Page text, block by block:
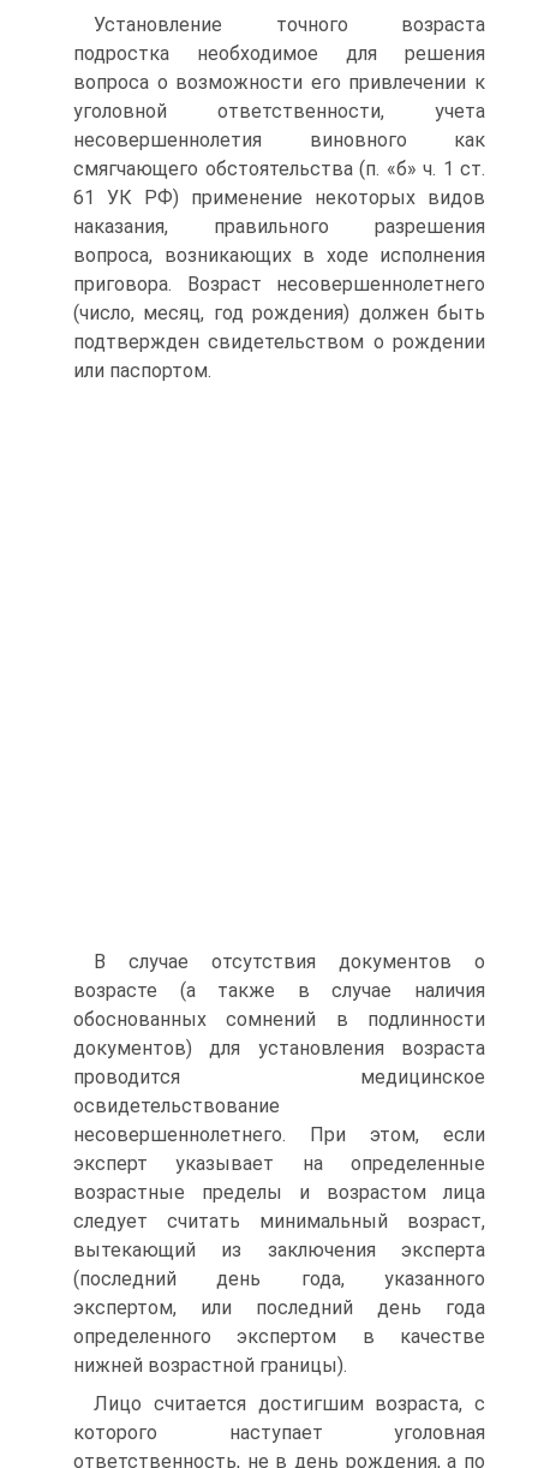
Установление точного возраста
подростка необходимое для решения
вопроса о возможности его привлечении к
уголовной ответственности, учета
несовершеннолетия виновного как
смягчающего обстоятельства (п. «б» ч. 1 ст.
61 УК РФ) применение некоторых видов
наказания, правильного разрешения
вопроса, возникающих в ходе исполнения
приговора. Возраст несовершеннолетнего
(число, месяц, год рождения) должен быть
подтвержден свидетельством о рождении
или паспортом.
В случае отсутствия документов о
возрасте (а также в случае наличия
обоснованных сомнений в подлинности
документов) для установления возраста
проводится медицинское
освидетельствование
несовершеннолетнего. При этом, если
эксперт указывает на определенные
возрастные пределы и возрастом лица
следует считать минимальный возраст,
вытекающий из заключения эксперта
(последний день года, указанного
экспертом, или последний день года
определенного экспертом в качестве
нижней возрастной границы).
Лицо считается достигшим возраста, с
которого наступает уголовная
ответственность, не в день рождения, а по